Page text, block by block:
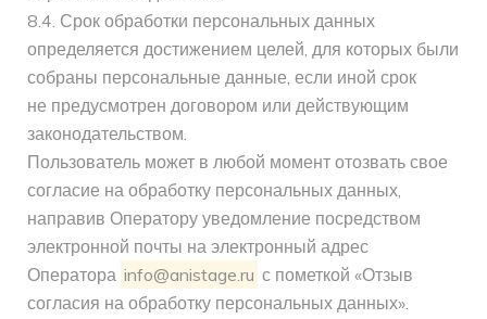
8.4. Срок обработки персональных данных
определяется достижением целей, для которых были
собраны персональные данные, если иной срок
не предусмотрен договором или действующим
законодательством.
Пользователь может в любой момент отозвать свое
согласие на обработку персональных данных,
направив Оператору уведомление посредством
электронной почты на электронный адрес
Оператора info@anistage.ru с пометкой «Отзыв
согласия на обработку персональных данных».